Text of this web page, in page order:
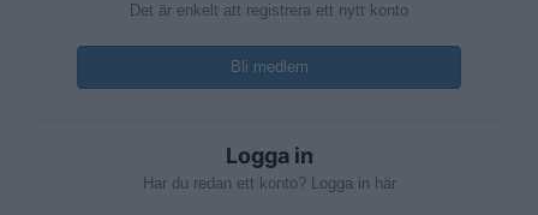
Det är enkelt att registrera ett nytt konto
Bli medlem
Logga in
Har du redan ett konto? Logga in här